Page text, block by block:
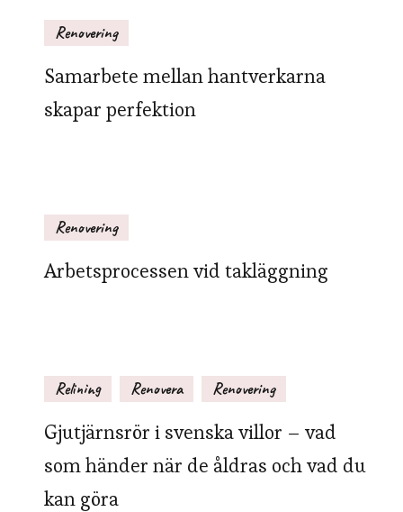
Renovering
Samarbete mellan hantverkarna
skapar perfektion
Renovering
Arbetsprocessen vid takläggning
Relining Renovera Renovering
Gjutjärnsrör i svenska villor – vad
som händer när de åldras och vad du
kan göra